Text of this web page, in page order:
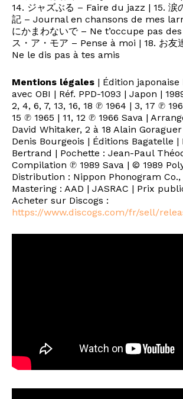
14. ジャズぶる – Faire du jazz | 15. 涙
記 – Journal en chansons de mes
にかまわないで – Ne t’occupe pas
ス・ア・モア – Pense à moi | 18. お友
Ne le dis pas à tes amis
Mentions légales | Édition
avec OBI | Réf. PPD-1093 | Japon |
2, 4, 6, 7, 13, 16, 18 ℗ 1964 | 3, 17 ℗
15 ℗ 1965 | 11, 12 ℗ 1966 Sava |
David Whitaker, 2 à 18 Alain
Denis Bourgeois | Éditions Bagatelle
Bertrand | Pochette : Jean-Paul
Compilation ℗ 1989 Sava | © 1989
Distribution : Nippon Phonogram Co.,
Mastering : AAD | JASRAC | Prix
Acheter sur Discogs :
https://www.discogs.com/fr/sell/